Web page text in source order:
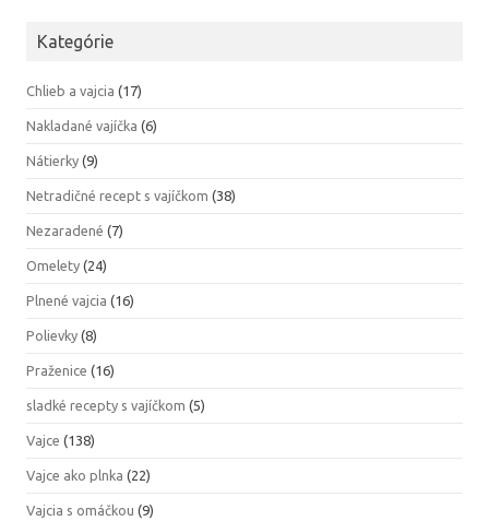
Kategórie
Chlieb a vajcia (17)
Nakladané vajíčka (6)
Nátierky (9)
Netradičné recept s vajíčkom (38)
Nezaradené (7)
Omelety (24)
Plnené vajcia (16)
Polievky (8)
Praženice (16)
sladké recepty s vajíčkom (5)
Vajce (138)
Vajce ako plnka (22)
Vajcia s omáčkou (9)